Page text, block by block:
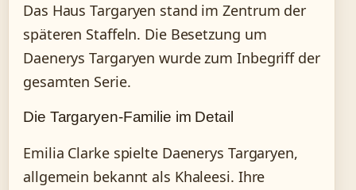
Das Haus Targaryen stand im Zentrum der
späteren Staffeln. Die Besetzung um
Daenerys Targaryen wurde zum Inbegriff der
gesamten Serie.
Die Targaryen-Familie im Detail
Emilia Clarke spielte Daenerys Targaryen,
allgemein bekannt als Khaleesi. Ihre